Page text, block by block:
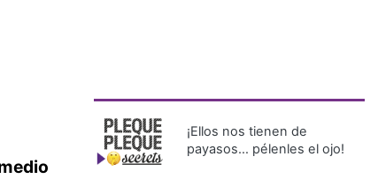
¡Ellos nos tienen de
payasos… pélenles el ojo!